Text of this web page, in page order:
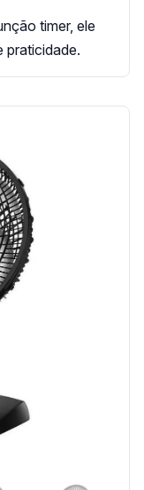
timer, ele
praticidade.